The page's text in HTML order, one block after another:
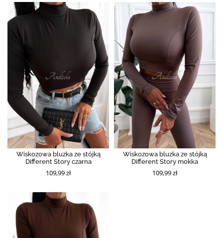
Wiskozowa bluzka ze stójką
Different Story czarna
109,99 zł
Wiskozowa bluzka ze stójką
Different Story mokka
109,99 zł